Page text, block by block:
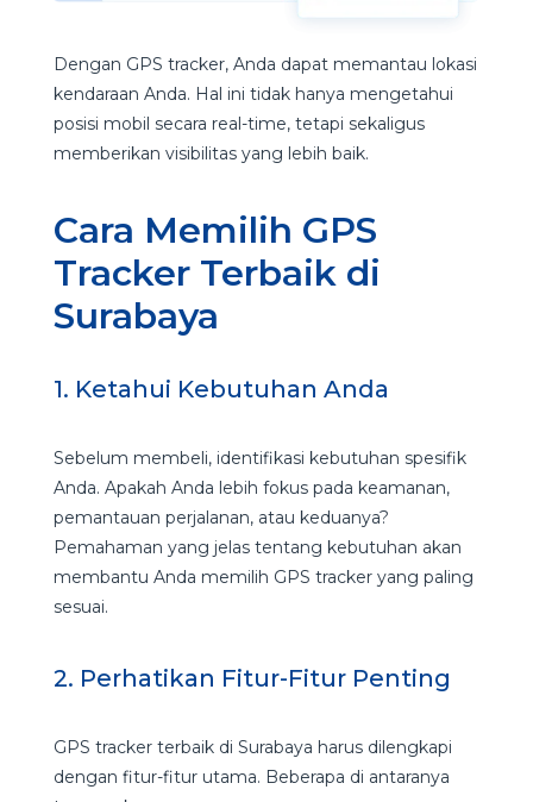
Dengan GPS tracker, Anda dapat memantau lokasi
kendaraan Anda. Hal ini tidak hanya mengetahui
posisi mobil secara real-time, tetapi sekaligus
memberikan visibilitas yang lebih baik.
Cara Memilih GPS
Tracker Terbaik di
Surabaya
1. Ketahui Kebutuhan Anda
Sebelum membeli, identifikasi kebutuhan spesifik
Anda. Apakah Anda lebih fokus pada keamanan,
pemantauan perjalanan, atau keduanya?
Pemahaman yang jelas tentang kebutuhan akan
membantu Anda memilih GPS tracker yang paling
sesuai.
2. Perhatikan Fitur-Fitur Penting
GPS tracker terbaik di Surabaya harus dilengkapi
dengan fitur-fitur utama. Beberapa di antaranya